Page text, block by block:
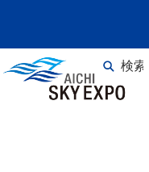
検索
TOP>イベント情報